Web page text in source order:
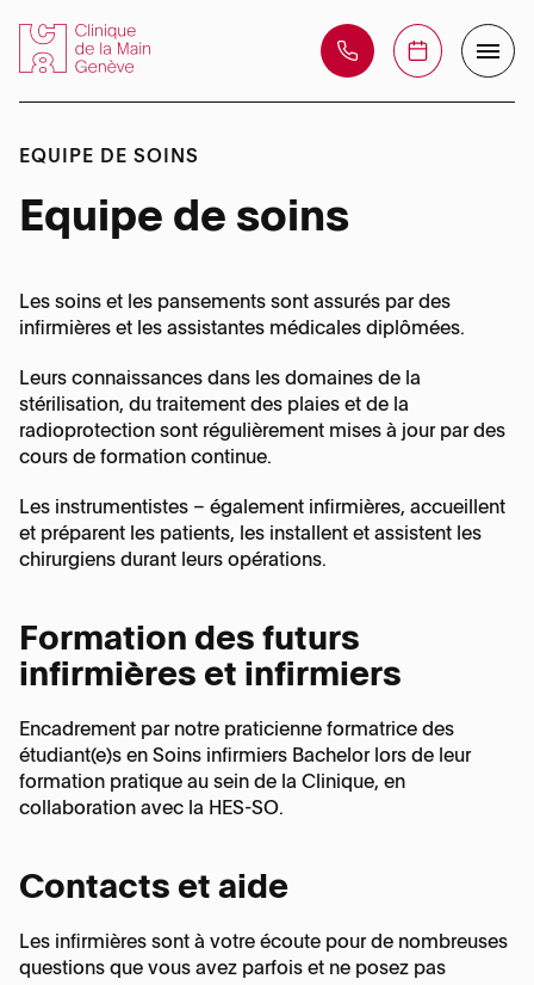
La Clinique
Centre de formation
Equipe de soins
Médecins
Chefs de Clinique & Médecin assistant
Secrétariat
Prise en charge
Risques et problèmes éventuels
Nos domaines
d’expertise
Médecine esthétique des mains
Échographie
Pathologies
Compression du nerf ulnaire au coude
Doigt en maillet ou mallet finger
Fracture du scaphoïde
Le doigt à ressaut
Votre assurance
Des questions sur la facturation
FR
Téléphone :
+41 22 595 08 88
Rue des Bains, 35 – 1205 Genève
Lundi – Jeudi, 8:00
- 17:30
Téléphone :
+41 22 595 08 08
Adresse :
Rue des Bains, 35 – 1205 Genève
Horaires :
Lundi – Jeudi, 8:15 -
Vendredi, 8:15 - 16:45
EQUIPE DE SOINS
Equipe de soins
Les soins et les pansements sont assurés par des
infirmières et les assistantes médicales diplômées.
Leurs connaissances dans les domaines de la
stérilisation, du traitement des plaies et de la
radioprotection sont régulièrement mises à jour par des
cours de formation continue.
Les instrumentistes – également infirmières, accueillent
et préparent les patients, les installent et assistent les
chirurgiens durant leurs opérations.
Formation des futurs
infirmières et infirmiers
Encadrement par notre praticienne formatrice des
étudiant(e)s en Soins infirmiers Bachelor lors de leur
formation pratique au sein de la Clinique, en
collaboration avec la HES-SO.
Contacts et aide
Les infirmières sont à votre écoute pour de nombreuses
questions que vous avez parfois et ne posez pas